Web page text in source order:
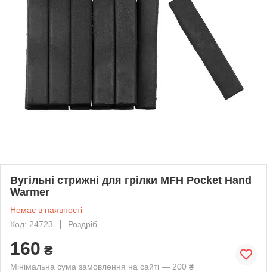
Вугільні стрижні для грілки MFH Pocket Hand
Warmer
Немає в наявності
Код: 24723
Роздріб
160 ₴
Мінімальна сума замовлення на сайті — 200 ₴